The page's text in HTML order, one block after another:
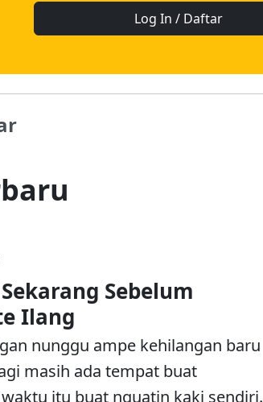
Log In / Daftar
Sebelum
Ilang
nunggu ampe kehilangan baru
masih ada tempat buat
itu buat nguatin kaki sendiri.